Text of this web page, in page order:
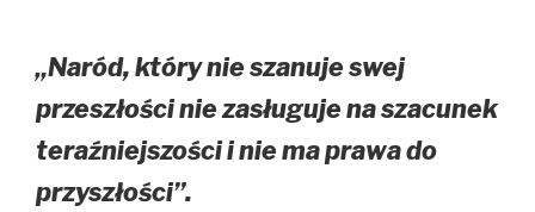
„Naród, który nie szanuje swej
przeszłości nie zasługuje na szacunek
teraźniejszości i nie ma prawa do
przyszłości”.